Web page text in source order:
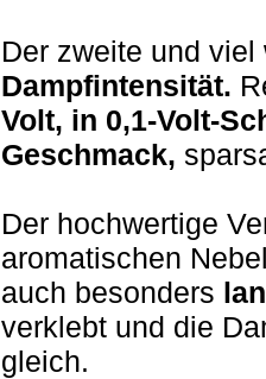
Der zweite und
Dampfintensität.
Volt, in 0,1-Volt-
Geschmack,
Der hochwertige
aromatischen
auch besonders
verklebt und die
gleich.